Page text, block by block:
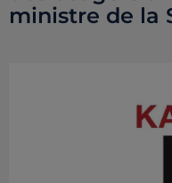
ministre de la